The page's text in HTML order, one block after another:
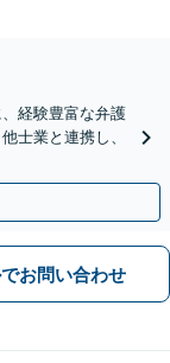
経験豊富な弁護
士業と連携し、
お問い合わせ